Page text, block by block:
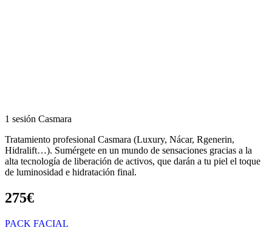
1 sesión Casmara
Tratamiento profesional Casmara (Luxury, Nácar, Rgenerin,
Hidralift…). Sumérgete en un mundo de sensaciones gracias a la
alta tecnología de liberación de activos, que darán a tu piel el toque
de luminosidad e hidratación final.
275€
PACK FACIAL